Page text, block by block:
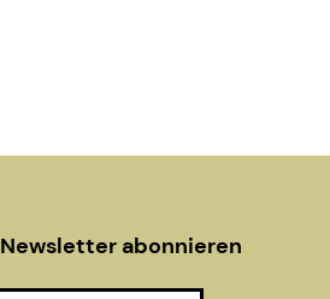
abonnieren